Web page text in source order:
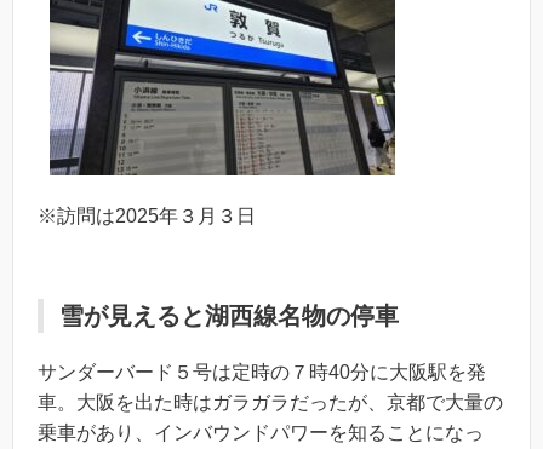
※訪問は2025年３月３日
雪が見えると湖西線名物の停車
サンダーバード５号は定時の７時40分に大阪駅を発
車。大阪を出た時はガラガラだったが、京都で大量の
乗車があり、インバウンドパワーを知ることになっ